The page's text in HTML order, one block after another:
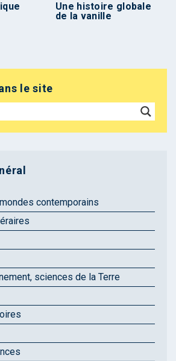
Une histoire globale
de la vanille
le site
contemporains
sciences de la Terre